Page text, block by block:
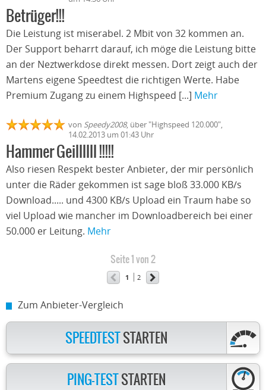
Betrüger!!!
Die Leistung ist miserabel. 2 Mbit von 32 kommen an.
Der Support beharrt darauf, ich möge die Leistung bitte
an der Neztwerkdose direkt messen. Dort zeigt auch der
Martens eigene Speedtest die richtigen Werte. Habe
Premium Zugang zu einem Highspeed [...] Mehr
von Speedy2008, über "Highspeed 120.000",
14.02.2013 um 01:43 Uhr
Hammer Geillllll !!!!!
Also riesen Respekt bester Anbieter, der mir persönlich
unter die Räder gekommen ist sage bloß 33.000 KB/s
Download..... und 4300 KB/s Upload ein Traum habe so
viel Upload wie mancher im Downloadbereich bei einer
50.000 er Leitung. Mehr
Seite 1 von 2
1 2
Zum Anbieter-Vergleich
SPEEDTESTSTARTEN
PING-TESTSTARTEN